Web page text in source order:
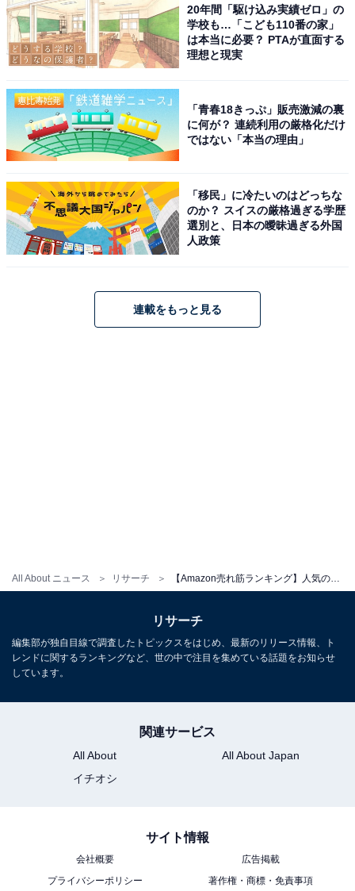
All About ニュース リサーチ
こちらもおすすめ
【Amazonタイムセール】「今だけ1万6000円引
き!?」Anker Eufy「ロボット掃除機」なら硬い
1 2
20年間「駆け込み実績ゼロ」の
学校も…「こども110番の家」
は本当に必要？ PTAが直面する
理想と現実
「青春18きっぷ」販売激減の裏
に何が？ 連続利用の厳格化だけ
ではない「本当の理由」
「移民」に冷たいのはどっちな
のか？ スイスの厳格過ぎる学歴
選別と、日本の曖昧過ぎる外国
人政策
連載をもっと見る
リサーチ
編集部が独自目線で調査したトピックスをはじめ、最新のリリース情報、ト
レンドに関するランキングなど、世の中で注目を集めている話題をお知らせ
しています。
関連サービス
All About
All About Japan
イチオシ
サイト情報
会社概要
広告掲載
プライバシーポリシー
著作権・商標・免責事項